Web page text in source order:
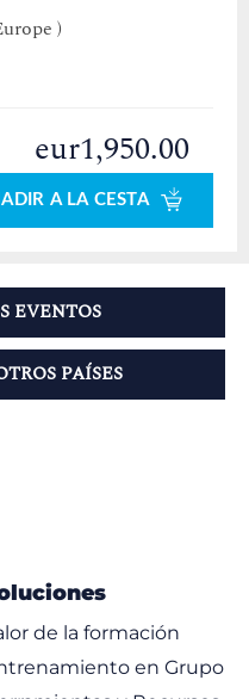
)
eur1,950.00
A LA CESTA
EVENTOS
PAÍSES
de la formación
en Grupo